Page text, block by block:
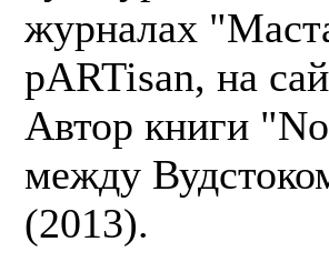
журналах
pARTisan, на
Автор книги
между
(2013).